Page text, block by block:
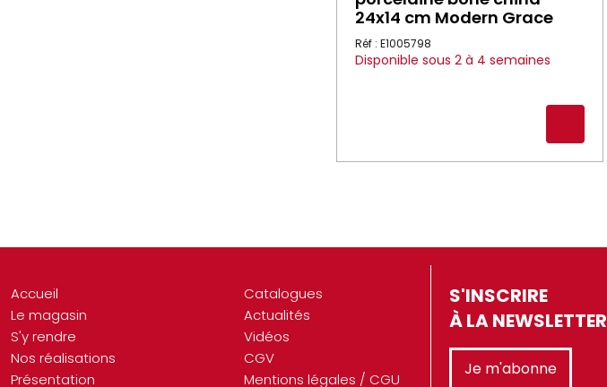
24x14 cm Modern Grace
Réf : E1005798
Disponible sous 2 à 4 semaines
Accueil
Le magasin
S'y rendre
Nos réalisations
Présentation
Catalogues
Actualités
Vidéos
CGV
Mentions légales / CGU
S'INSCRIRE
À LA NEWSLETTER
Je m'abonne